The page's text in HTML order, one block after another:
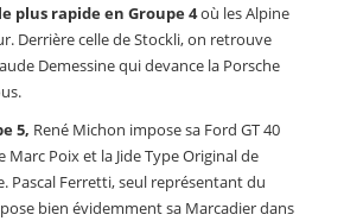
plus rapide en Groupe 4où les Alpine
Derrière celle de Stockli, on retrouve
Demessine qui devance la Porsche
5, René Michon impose sa Ford GT 40
Marc Poix et la Jide Type Original de
Pascal Ferretti, seul représentant du
bien évidemment sa Marcadier dans